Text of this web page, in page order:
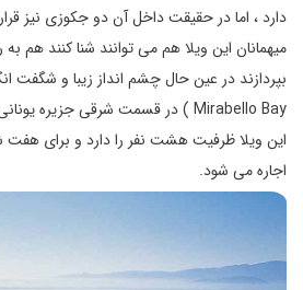
دارد ، اما در حقیقت داخل آن دو جکوزی نیز
میهمانان این ویلا هم می توانند شنا کنند هم
بپردازند در عین حال چشم انداز زیبا و شگفت
Mirabello Bay ) در قسمت شرقی جزیره یونانی کریت را تماشا کنند.
اجاره می شود.